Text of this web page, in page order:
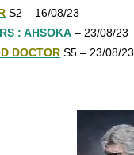
S2 – 16/08/23
: AHSOKA – 23/08/23
DOCTOR S5 – 23/08/23